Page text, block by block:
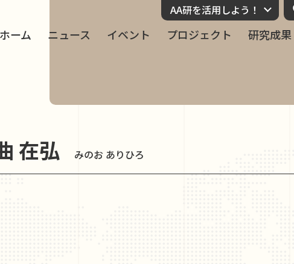
ホーム ニュース イベント プロジェクト 研究成果
AA研を活用しよう！
在弘 みのお ありひろ